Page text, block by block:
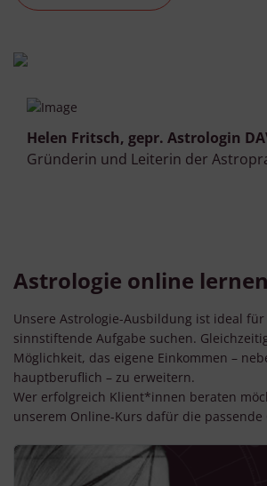
Helen Fritsch, gepr. Astrologin
Gründerin und Leiterin der
Astrologie online lernen
Unsere Astrologie-Ausbildung ist ideal
sinnstiftende Aufgabe suchen.
Möglichkeit, das eigene Einkommen –
hauptberuflich – zu erweitern.
Wer erfolgreich Klient*innen beraten
unserem Online-Kurs dafür die passende